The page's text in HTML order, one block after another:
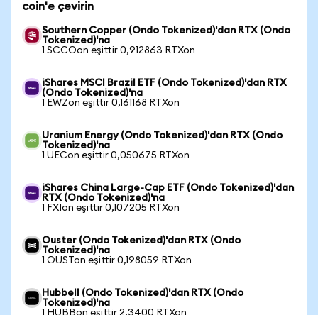
coin'e çevirin
Southern Copper (Ondo Tokenized)'dan RTX (Ondo
Tokenized)'na
1 SCCOon eşittir 0,912863 RTXon
iShares MSCI Brazil ETF (Ondo Tokenized)'dan RTX
(Ondo Tokenized)'na
1 EWZon eşittir 0,161168 RTXon
Uranium Energy (Ondo Tokenized)'dan RTX (Ondo
Tokenized)'na
1 UECon eşittir 0,050675 RTXon
iShares China Large-Cap ETF (Ondo Tokenized)'dan
RTX (Ondo Tokenized)'na
1 FXIon eşittir 0,107205 RTXon
Ouster (Ondo Tokenized)'dan RTX (Ondo
Tokenized)'na
1 OUSTon eşittir 0,198059 RTXon
Hubbell (Ondo Tokenized)'dan RTX (Ondo
Tokenized)'na
1 HUBBon eşittir 2,3400 RTXon